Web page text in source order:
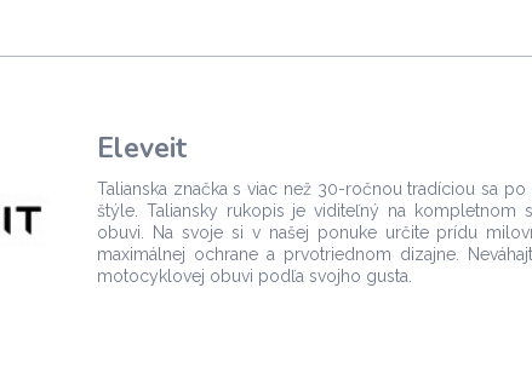
Eleveit
Talianska značka s viac než 30-ročnou tradíciou sa
štýle. Taliansky rukopis je viditeľný na kompletnom
obuvi. Na svoje si v našej ponuke určite prídu
maximálnej ochrane a prvotriednom dizajne.
motocyklovej obuvi podľa svojho gusta.